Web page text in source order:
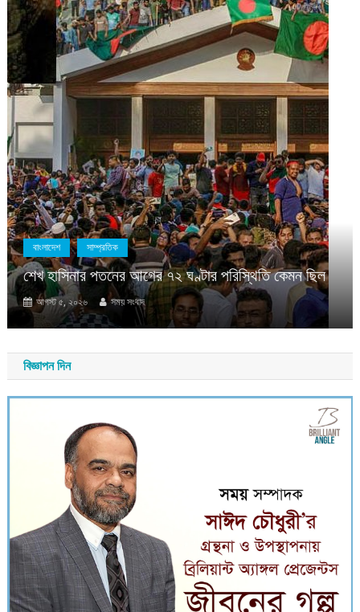
সাম্প্রতিক
পতনের আগের ৭২ ঘণ্টার পরিস্থিতি কেমন ছিল
৫, ২০২৬ সময় সংবাদ
বিজ্ঞাপন দিন